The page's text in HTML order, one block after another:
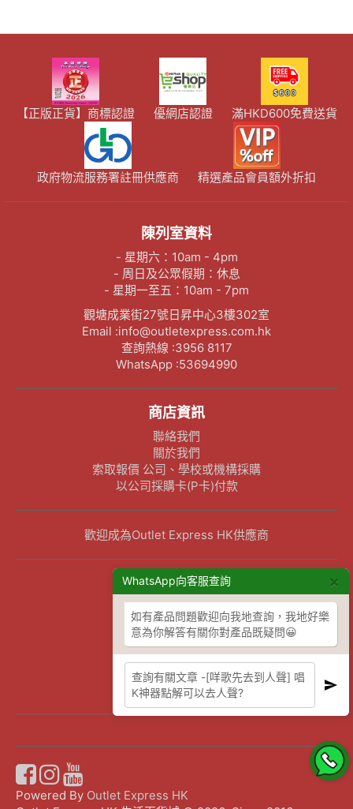
WhatsApp向客服查詢 ×
如有產品問題歡迎向我地查詢，我地好樂
意為你解答有關你對產品既疑問😀
【正版正貨】商標認證 優網店認證 滿HKD600免費送貨
政府物流服務署註冊供應商 精選產品會員額外折扣
陳列室資料
- 星期六：10am - 4pm
- 周日及公眾假期：休息
- 星期一至五：10am - 7pm
觀塘成業街27號日昇中心3樓302室
Email :info@outletexpress.com.hk
查詢熱線 :3956 8117
WhatsApp :53694990
商店資訊
聯絡我們
關於我們
索取報價 公司、學校或機構採購
以公司採購卡(P卡)付款
歡迎成為Outlet Express HK供應商
其他資訊
下單須知
隱私權及條款聲明
保養條款及更換政策
除舊服務條款及細則
條款及細則
網站地圖
Powered By Outlet Express HK